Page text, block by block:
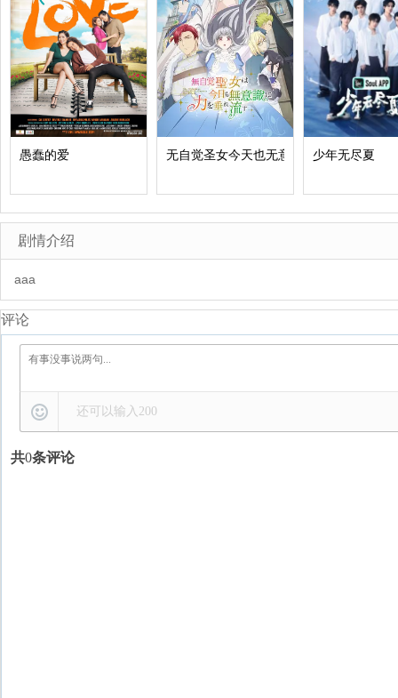
愚蠢的爱 无自觉圣女今天也无意识地释放力量
少年无尽夏
剧情介绍
aaa
评论
还可以输入 200
共0条评论